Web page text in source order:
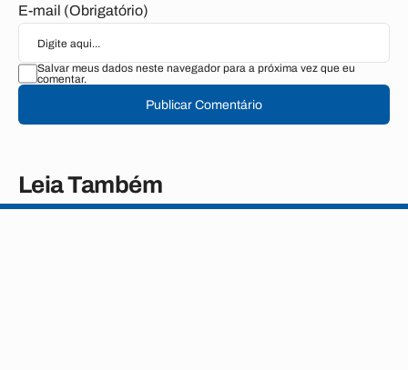
E-mail (Obrigatório)
Salvar meus dados neste navegador para a próxima vez que eu
comentar.
Publicar Comentário
Leia Também